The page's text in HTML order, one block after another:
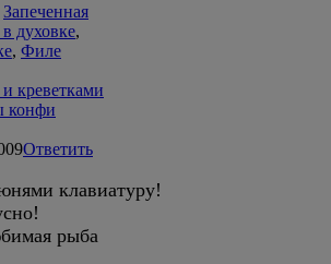
Запеченная
духовке,
, Филе
креветками
конфи
Ответить
клавиатуру!
рыба